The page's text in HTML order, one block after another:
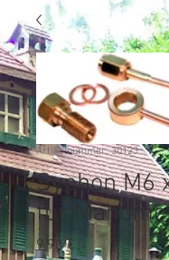
Artikelnummer: 30123
Syphon M6
für
9,90 € Preis